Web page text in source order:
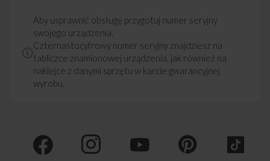
Aby usprawnić obsługę przygotuj numer seryjny
swojego urządzenia.
Czternastocyfrowy numer seryjny znajdziesz na
tabliczce znamionowej urządzenia, jak również na
naklejce z danymi sprzętu w karcie gwarancyjnej
wyrobu.